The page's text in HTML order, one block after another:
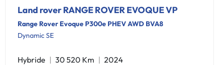
Land rover RANGE ROVER EVOQUE VP
Range Rover Evoque P300e PHEV AWD BVA8
Dynamic SE
Hybride 30 520 Km
2024